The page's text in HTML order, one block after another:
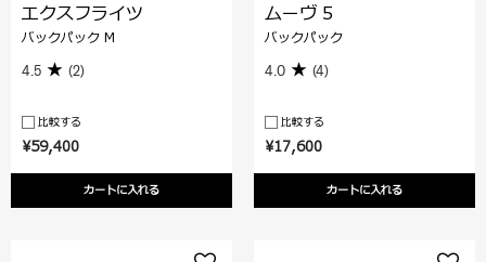
¥59,400
カートに入れる
エクスフライツ
バックパック M
4.5 (2)
比較する
¥17,600
カートに入れる
ムーヴ 5
バックパック
4.0 (4)
比較する